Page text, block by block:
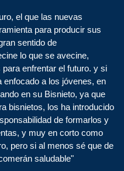
el que las nuevas
para producir sus
sentido de
lo que se avecine,
enfrentar el futuro. y si
enfocado a los jóvenes, en
en su Bisnieto, ya que
bisnietos, los ha introducido
de formarlos y
y muy en corto como
pero si al menos sé que de
saludable"